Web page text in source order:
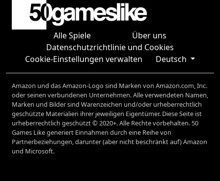
Alle Spiele
Über uns
Datenschutzrichtlinie und Cookies
Cookie-Einstellungen verwalten
Deutsch
Amazon und das Amazon-Logo sind Marken von Amazon.com, Inc.
oder seinen verbundenen Unternehmen. Alle verwendeten Namen,
Marken und Bilder sind Warenzeichen und/oder urheberrechtlich
geschützte Materialien ihrer jeweiligen Eigentümer. Diese Seite ist
urheberrechtlich geschützt © 2020+. Alle Rechte vorbehalten. 50
Games Like generiert Einnahmen durch eine Reihe von
Partnerbeziehungen, darunter (aber nicht beschränkt auf) Amazon
und Microsoft.